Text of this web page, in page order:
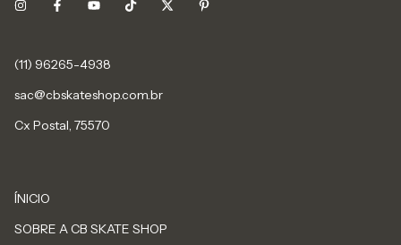
sac@cbskateshop.com.br
Cx Postal, 75570
ÍNICIO
SOBRE A CB SKATE SHOP